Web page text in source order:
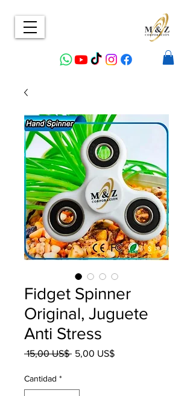
Fidget Spinner
Original, Juguete
Anti Stress
15,00 US$ Precio
5,00 US$Precio
Cantidad *